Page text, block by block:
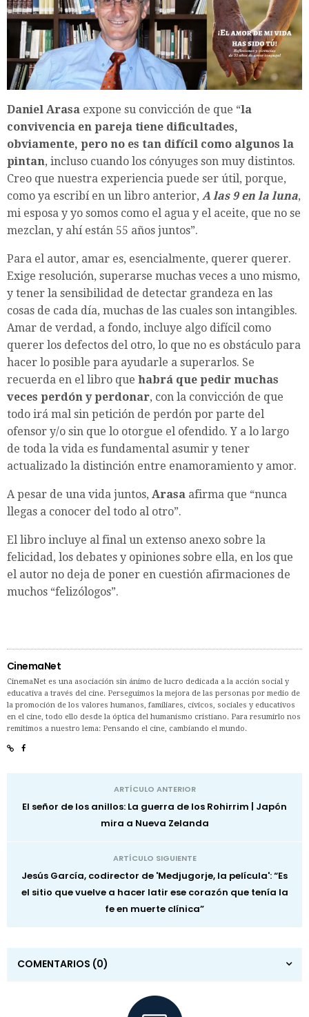
Daniel Arasa expone su convicción de que “la
convivencia en pareja tiene dificultades,
obviamente, pero no es tan difícil como algunos la
pintan, incluso cuando los cónyuges son muy distintos.
Creo que nuestra experiencia puede ser útil, porque,
como ya escribí en un libro anterior, A las 9 en la luna,
mi esposa y yo somos como el agua y el aceite, que no se
mezclan, y ahí están 55 años juntos”.
Para el autor, amar es, esencialmente, querer querer.
Exige resolución, superarse muchas veces a uno mismo,
y tener la sensibilidad de detectar grandeza en las
cosas de cada día, muchas de las cuales son intangibles.
Amar de verdad, a fondo, incluye algo difícil como
querer los defectos del otro, lo que no es obstáculo para
hacer lo posible para ayudarle a superarlos. Se
recuerda en el libro que habrá que pedir muchas
veces perdón y perdonar, con la convicción de que
todo irá mal sin petición de perdón por parte del
ofensor y/o sin que lo otorgue el ofendido. Y a lo largo
de toda la vida es fundamental asumir y tener
actualizado la distinción entre enamoramiento y amor.
A pesar de una vida juntos, Arasa afirma que “nunca
llegas a conocer del todo al otro”.
El libro incluye al final un extenso anexo sobre la
felicidad, los debates y opiniones sobre ella, en los que
el autor no deja de poner en cuestión afirmaciones de
muchos “felizólogos”.
CinemaNet
CinemaNet es una asociación sin ánimo de lucro dedicada a la acción social y
educativa a través del cine. Perseguimos la mejora de las personas por medio de
la promoción de los valores humanos, familiares, cívicos, sociales y educativos
en el cine, todo ello desde la óptica del humanismo cristiano. Para resumirlo nos
remitimos a nuestro lema: Pensando el cine, cambiando el mundo.
ARTÍCULO ANTERIOR
El señor de los anillos: La guerra de los Rohirrim | Japón
mira a Nueva Zelanda
ARTÍCULO SIGUIENTE
Jesús García, codirector de 'Medjugorje, la película': “Es
el sitio que vuelve a hacer latir ese corazón que tenía la
fe en muerte clínica”
COMENTARIOS (0)